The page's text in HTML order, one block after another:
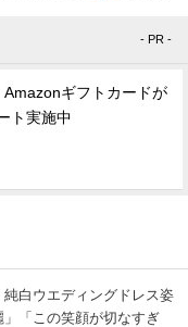
- PR -
Amazonギフトカードが
ト実施中
純白ウエディングドレス姿
「この笑顔が切なすぎ